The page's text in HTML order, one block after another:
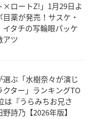
×ロートZ!」1月29日よ
目薬が発売！サスケ・
イタチの写輪眼パッケ
アツ
選ぶ「水樹奈々が演じ
クター」ランキングTO
は『うらみちお兄さ
詩乃【2026年版】